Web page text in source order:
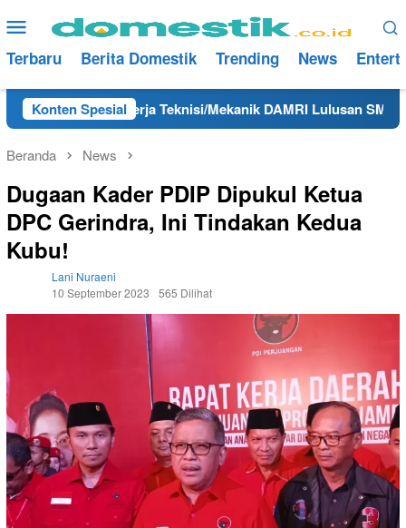
ke
konten
Menu
Mobile
Terbaru Berita Domestik Trending News
Konten Spesial
Info Kerja Teknisi/Mekanik DAMRI Lulusan SMA/SMK
Beranda News
Dugaan Kader PDIP Dipukul Ketua
DPC Gerindra, Ini Tindakan Kedua
Kubu!
Lani Nuraeni
10 September 2023
565 Dilihat